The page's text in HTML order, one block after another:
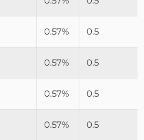
0.57% 0.5
0.57% 0.5
0.57% 0.5
0.57% 0.5